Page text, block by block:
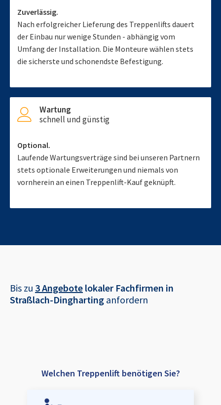
Zuverlässig.
Nach erfolgreicher Lieferung des Treppenlifts dauert
der Einbau nur wenige Stunden - abhängig vom
Umfang der Installation. Die Monteure wählen stets
die sicherste und schonendste Befestigung.
Wartung
schnell und günstig
Optional.
Laufende Wartungsverträge sind bei unseren Partnern
stets optionale Erweiterungen und niemals von
vornherein an einen Treppenlift-Kauf geknüpft.
Bis zu 3 Angebote lokaler Fachfirmen in
Straßlach-Dingharting anfordern
Welchen Treppenlift benötigen Sie?